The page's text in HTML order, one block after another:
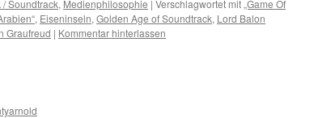
/ Soundtrack, Medienphilosophie | Verschlagwortet mit „Game Of
, Eiseninseln, Golden Age of Soundtrack, Lord Balon
Graufreud | Kommentar hinterlassen